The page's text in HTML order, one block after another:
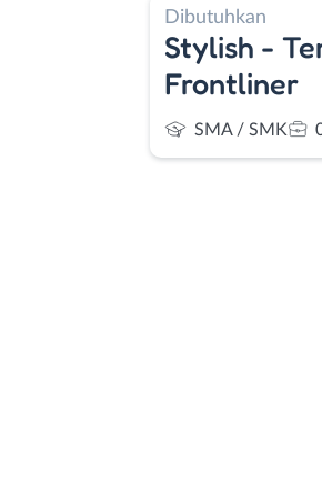
Dibutuhkan
Stylish -
Frontliner
SMA / SMK